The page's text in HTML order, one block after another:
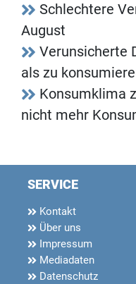
Schlechtere
August
Verunsicherte
als zu
Konsumklima
nicht mehr
SERVICE
Kontakt
Über uns
Impressum
Mediadaten
Datenschutz